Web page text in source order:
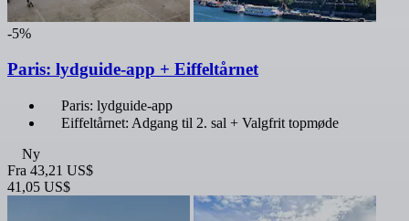
-5%
Paris: lydguide-app + Eiffeltårnet
Paris: lydguide-app
Eiffeltårnet: Adgang til 2. sal + Valgfrit topmøde
Ny
Fra 43,21 US$
41,05 US$